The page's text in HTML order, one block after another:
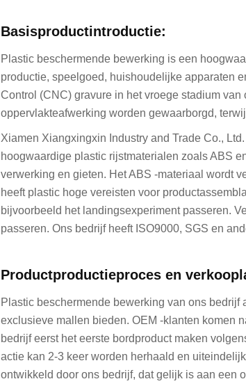
Basisproductintroductie:
Plastic beschermende bewerking is een
productie, speelgoed, huishoudelijke apparaten
Control (CNC) gravure in het vroege stadium
oppervlakteafwerking worden gewaarborgd,
Xiamen Xiangxingxin Industry and Trade Co.,
hoogwaardige plastic rijstmaterialen zoals ABS
verwerking en gieten. Het ABS -materiaal wordt
heeft plastic hoge vereisten voor
bijvoorbeeld het landingsexperiment passeren.
passeren. Ons bedrijf heeft ISO9000, SGS en
Productproductieproces en
Plastic beschermende bewerking van ons
exclusieve mallen bieden. OEM -klanten komen
bedrijf eerst het eerste bordproduct maken
actie kan 2-3 keer worden herhaald en
ontwikkeld door ons bedrijf, dat gelijk is aan een